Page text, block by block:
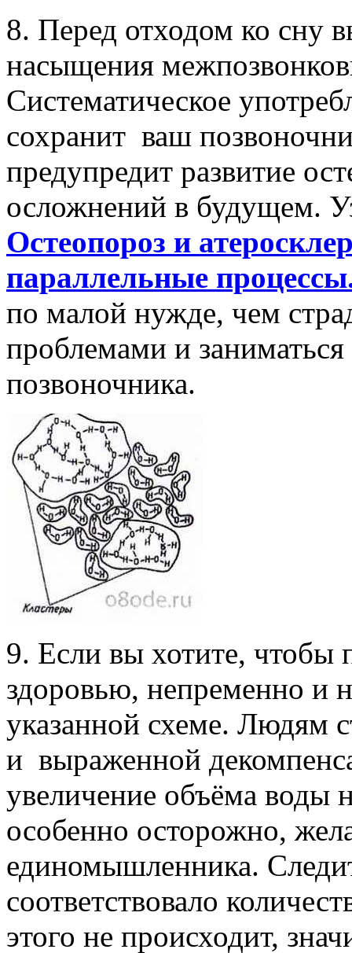
8. Перед отходом ко сну
насыщения
Систематическое
сохранит ваш
предупредит развитие
осложнений в будущем.
Остеопороз и
параллельные
по малой нужде, чем
проблемами и
позвоночника.
9. Если вы хотите, чтобы
здоровью, непременно и
указанной схеме. Людям
и выраженной
увеличение объёма воды
особенно осторожно,
единомышленника.
соответствовало
этого не происходит,